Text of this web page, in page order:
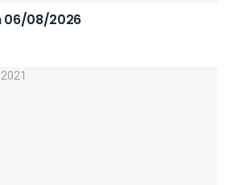
06/08/2026